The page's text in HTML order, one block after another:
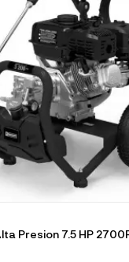
Presion 7.5 HP